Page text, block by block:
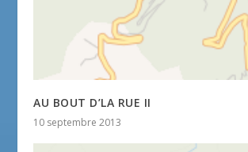
AU BOUT D’LA RUE II
10 septembre 2013